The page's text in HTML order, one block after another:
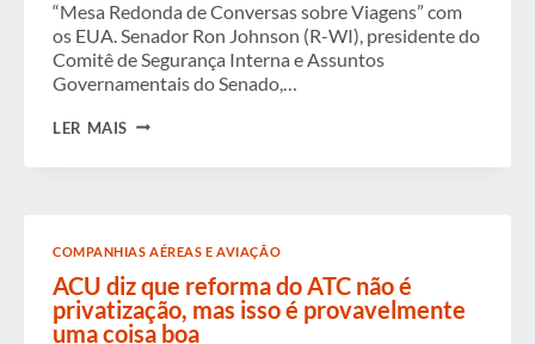
“Mesa Redonda de Conversas sobre Viagens” com
os EUA. Senador Ron Johnson (R-WI), presidente do
Comitê de Segurança Interna e Assuntos
Governamentais do Senado,…
LER MAIS WISCONSIN
SOBRE
COM
O
SENADOR
COMPANHIAS AÉREAS E AVIAÇÃO
ACU diz que reforma do ATC não é
privatização, mas isso é provavelmente
uma coisa boa